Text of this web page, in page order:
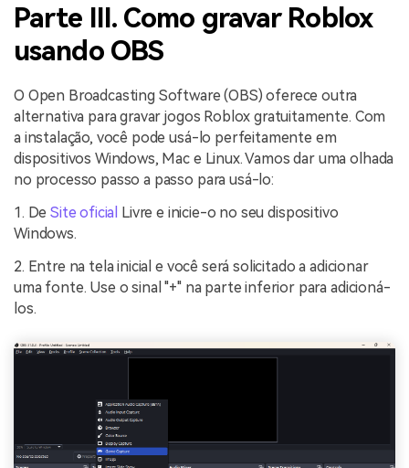
Parte III. Como gravar Roblox
usando OBS
O Open Broadcasting Software (OBS) oferece outra
alternativa para gravar jogos Roblox gratuitamente. Com
a instalação, você pode usá-lo perfeitamente em
dispositivos Windows, Mac e Linux. Vamos dar uma olhada
no processo passo a passo para usá-lo:
1. DeSite oficial Livre e inicie-o no seu dispositivo
Windows.
2. Entre na tela inicial e você será solicitado a adicionar
uma fonte. Use o sinal "+" na parte inferior para adicioná-
los.